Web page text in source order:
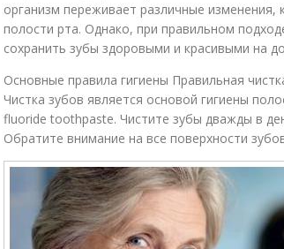
организм переживает различные
полости рта. Однако, при правильном
сохранить зубы здоровыми и красивыми на
Основные правила гигиены Правильная
Чистка зубов является основой гигиены
fluoride toothpaste. Чистите зубы дважды в
Обратите внимание на все поверхности